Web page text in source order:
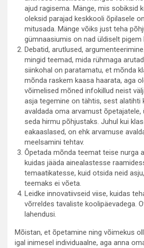
ajud ragisema. Mänge, mis sobiksid
oleksid parajad keskkooli õpilasele
mitusada. Mänge võiks just teha
gümnaasiumis on nad üldiselt pigem
Debatid, arutlused,
mingid teemad, mida rühmaga
siinkohal on paratamatu, et mõnda
mõnda raskem kaasa haarata, aga
võimelised mõned infokillud neist
asja tegemine on tähtis, sest alatihti
avaldada oma arvamust õpetajatele,
seda hirmu põhjustaks. Juhul kui
eakaaslased, on ehk arvamuse
meelsamini tehtav.
Õpetada mõnda teemat teise nurga
kuidas jääda ainealastesse
temaatikatesse, kuid otsida neid
teemaks ei võeta.
Leidke innovatiivseid viise, kuidas
võrreldes tavaliste koolipäevadega.
lahendusi.
Mõistan, et õpetamine ning võimekus
igal inimesel individuaalne, aga anna